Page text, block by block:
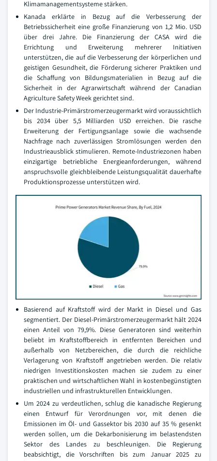
Klimamanagementsysteme stärken.
Kanada erklärte in Bezug auf die Verbesserung der
Betriebssicherheit eine große Finanzierung von 1,2 Mio. USD
über drei Jahre. Die Finanzierung der CASA wird die
Errichtung und Erweiterung mehrerer Initiativen
unterstützen, die auf die Verbesserung der körperlichen und
geistigen Gesundheit, die Förderung sicherer Praktiken und
die Schaffung von Bildungsmaterialien in Bezug auf die
Sicherheit in der Agrarwirtschaft während der Canadian
Agriculture Safety Week gerichtet sind.
Der Industrie-Primärstromerzeugermarkt wird voraussichtlich
bis 2034 über 5,5 Milliarden USD erreichen. Die rasche
Erweiterung der Fertigungsanlage sowie die wachsende
Nachfrage nach zuverlässigen Stromlösungen werden den
Industrieausblick stimulieren. Remote-Industriezonen haben
einzigartige betriebliche Energieanforderungen, während
anspruchsvolle gleichbleibende Leistungsqualität dauerhafte
Produktionsprozesse unterstützen wird.
Basierend auf Kraftstoff wird der Markt in Diesel und Gas
segmentiert. Der Diesel-Primärstromerzeugermarkt hält 2024
einen Anteil von 79,9%. Diese Generatoren sind weiterhin
beliebt im Kraftstoffbereich in entfernten Bereichen und
außerhalb von Netzbereichen, die durch die reichliche
Verlagerung von Kraftstoff angetrieben werden. Die relativ
niedrigen Investitionskosten machen sie zudem zu einer
praktischen und wirtschaftlichen Wahl in kostenbegünstigten
industriellen und infrastrukturellen Entwicklungen.
Um 2024 zu verdeutlichen, schlug die kanadische Regierung
einen Entwurf für Verordnungen vor, mit denen die
Emissionen im Öl- und Gassektor bis 2030 auf 35 % gesenkt
werden sollen, um die Dekarbonisierung im belastendsten
Sektor des Landes zu beschleunigen. Die Regierung
beabsichtigt, die Vorschriften bis zum Januar 2025 zu